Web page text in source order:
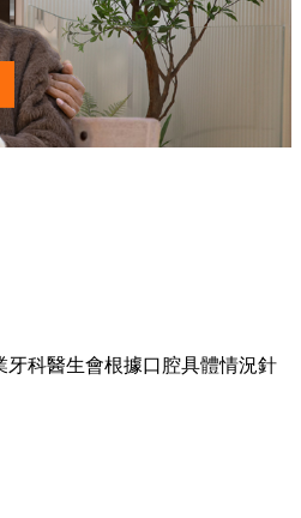
牙科醫生會根據口腔具體情況針